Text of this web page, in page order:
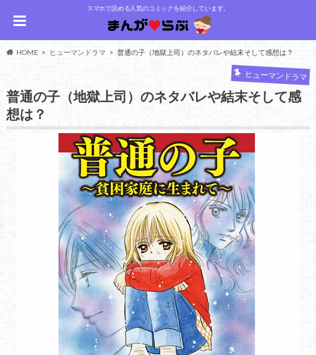
スマホで読める人気のコミックを紹介しています。
HOME ヒューマンドラマ 普通の子（地獄上司）のネタバレや結末そして感想は？
ヒューマンドラマ
普通の子（地獄上司）のネタバレや結末そして感
想は？